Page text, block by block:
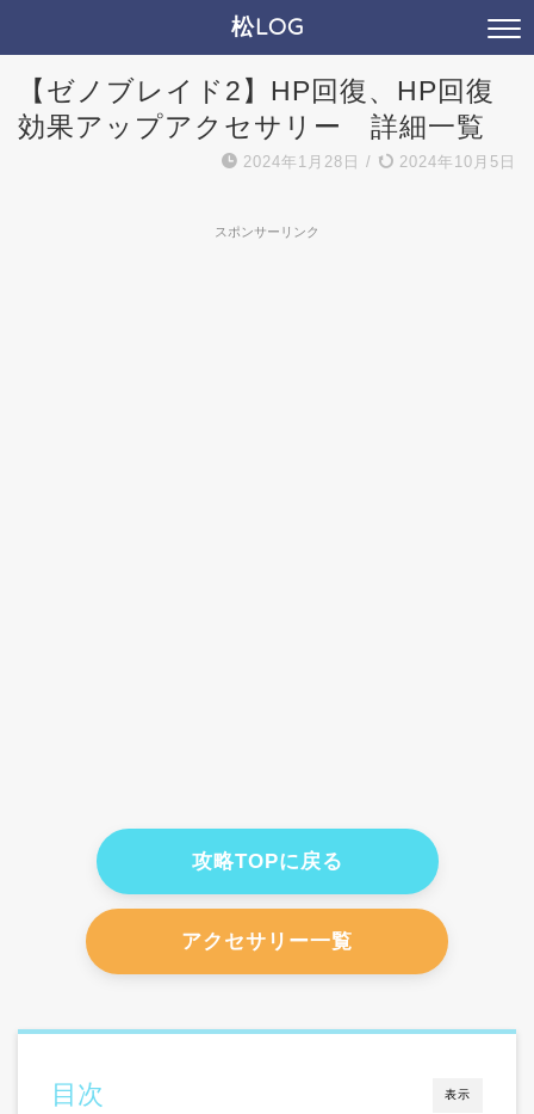
松LOG
【ゼノブレイド2】HP回復、HP回復
効果アップアクセサリー 詳細一覧
2024年1月28日 / 2024年10月5日
スポンサーリンク
攻略TOPに戻る
アクセサリー一覧
表示
目次